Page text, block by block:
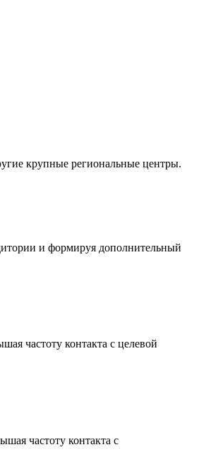
крупные региональные центры.
и формируя дополнительный
частоту контакта с целевой
частоту контакта с